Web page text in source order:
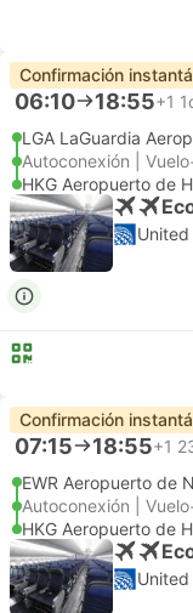
Confirmación
06:10 18:55+1
LGA LaGuardia
Autoconexión |
HKG Aeropuerto de
United
Confirmación
07:15 18:55+1
EWR Aeropuerto de
Autoconexión |
HKG Aeropuerto de
United